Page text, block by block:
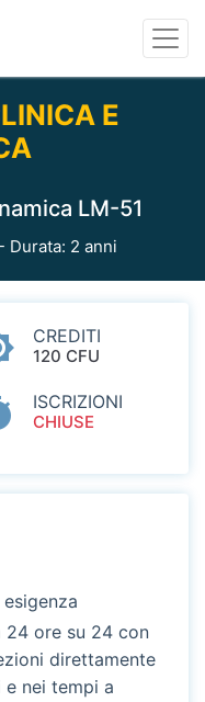
E
LM-51
Durata: 2 anni
CREDITI
120 CFU
ISCRIZIONI
CHIUSE
ore su 24 con
direttamente
nei tempi a